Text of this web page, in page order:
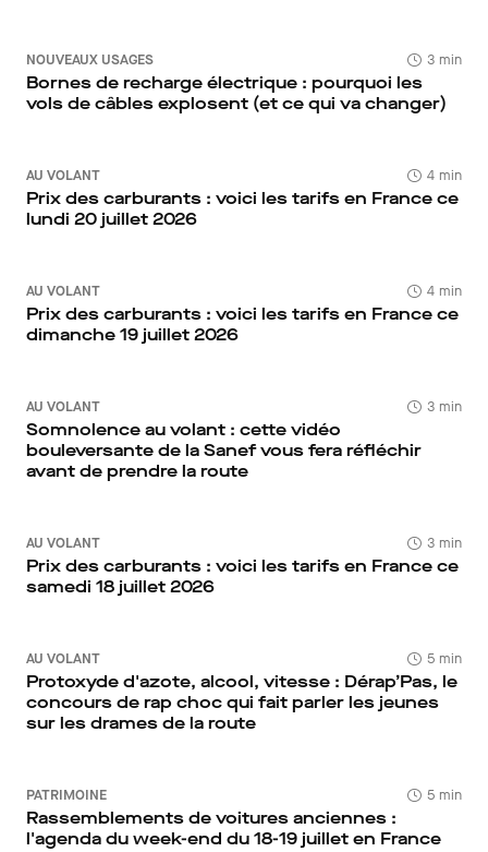
NOUVEAUX USAGES 3 min
Bornes de recharge électrique : pourquoi les
vols de câbles explosent (et ce qui va changer)
AU VOLANT 4 min
Prix des carburants : voici les tarifs en France ce
lundi 20 juillet 2026
AU VOLANT 4 min
Prix des carburants : voici les tarifs en France ce
dimanche 19 juillet 2026
AU VOLANT 3 min
Somnolence au volant : cette vidéo
bouleversante de la Sanef vous fera réfléchir
avant de prendre la route
AU VOLANT 3 min
Prix des carburants : voici les tarifs en France ce
samedi 18 juillet 2026
AU VOLANT 5 min
Protoxyde d'azote, alcool, vitesse : Dérap’Pas, le
concours de rap choc qui fait parler les jeunes
sur les drames de la route
PATRIMOINE 5 min
Rassemblements de voitures anciennes :
l'agenda du week-end du 18-19 juillet en France